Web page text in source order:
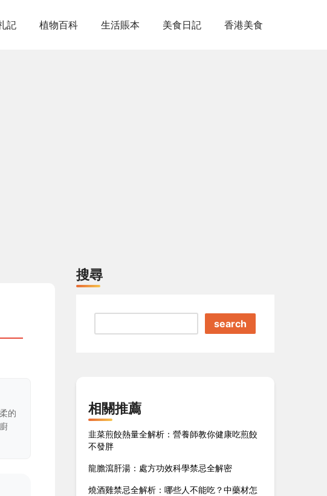
記 植物百科 生活賬本 美食日記 香港美食
的
搜尋
search
相關推薦
韭菜煎餃熱量全解析：營養師教你健康吃煎餃
不發胖
龍膽瀉肝湯：處方功效科學禁忌全解密
燒酒雞禁忌全解析：哪些人不能吃？中藥材怎